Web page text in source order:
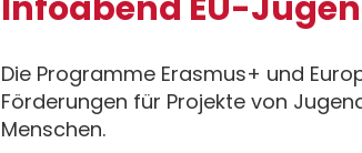
Die Programme Erasmus+ und
Förderungen für Projekte von
Menschen.